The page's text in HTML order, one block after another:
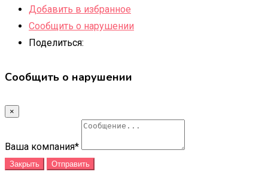
Добавить в избранное
Сообщить о нарушении
Поделиться:
Сообщить о нарушении
×
Ваша компания*
Закрыть Отправить